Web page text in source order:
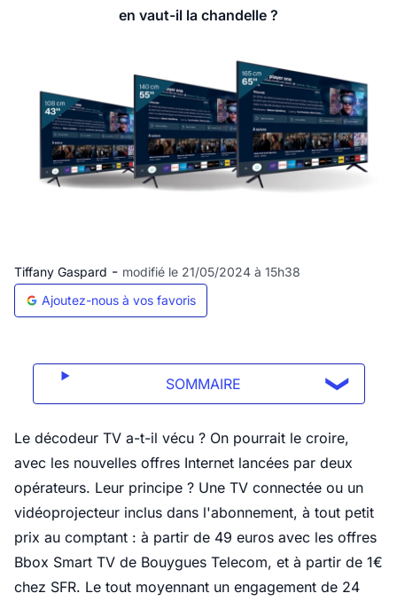
en vaut-il la chandelle ?
Tiffany Gaspard - modifié le 21/05/2024 à 15h38
Ajoutez-nous à vos favoris
SOMMAIRE
Le décodeur TV a-t-il vécu ? On pourrait le croire,
avec les nouvelles offres Internet lancées par deux
opérateurs. Leur principe ? Une TV connectée ou un
vidéoprojecteur inclus dans l'abonnement, à tout petit
prix au comptant : à partir de 49 euros avec les offres
Bbox Smart TV de Bouygues Telecom, et à partir de 1€
chez SFR. Le tout moyennant un engagement de 24